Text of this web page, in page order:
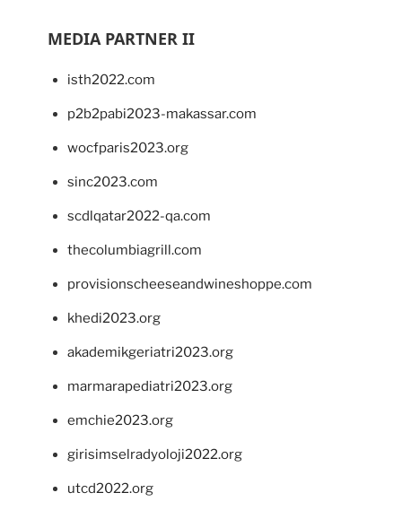
MEDIA PARTNER II
isth2022.com
p2b2pabi2023-makassar.com
wocfparis2023.org
sinc2023.com
scdlqatar2022-qa.com
thecolumbiagrill.com
provisionscheeseandwineshoppe.com
khedi2023.org
akademikgeriatri2023.org
marmarapediatri2023.org
emchie2023.org
girisimselradyoloji2022.org
utcd2022.org